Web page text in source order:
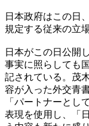
日本政府はこの日
規定する従来の立
日本がこの日公開
事実に照らしても
記されている。茂
容が入った外交青
「パートナーとし
表現を使用し、「